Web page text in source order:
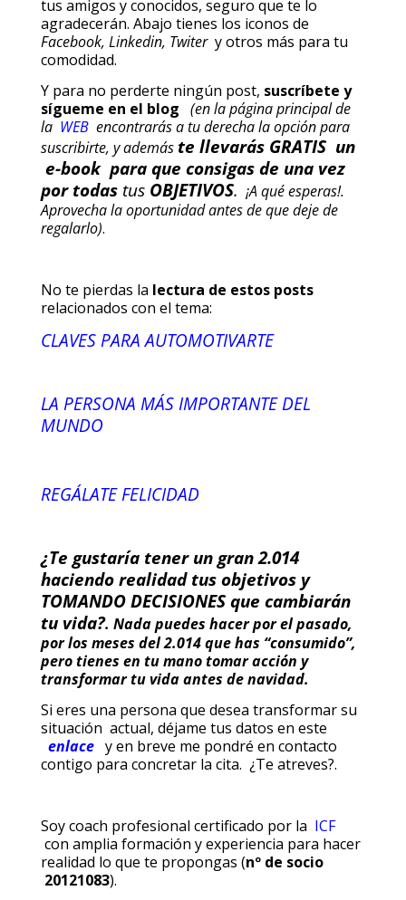
tus amigos y conocidos, seguro que te lo
agradecerán. Abajo tienes los iconos de
Facebook, Linkedin, Twiter y otros más para tu
comodidad.
Y para no perderte ningún post, suscríbete y
sígueme en el blog (en la página principal de
la WEB encontrarás a tu derecha la opción para
suscribirte, y además te llevarás GRATIS un
e-book para que consigas de una vez
por todas tus OBJETIVOS. ¡A qué esperas!.
Aprovecha la oportunidad antes de que deje de
regalarlo).
No te pierdas la lectura de estos posts
relacionados con el tema:
CLAVES PARA AUTOMOTIVARTE
LA PERSONA MÁS IMPORTANTE DEL
MUNDO
REGÁLATE FELICIDAD
¿Te gustaría tener un gran 2.014
haciendo realidad tus objetivos y
TOMANDO DECISIONES que cambiarán
tu vida?. Nada puedes hacer por el pasado,
por los meses del 2.014 que has “consumido”,
pero tienes en tu mano tomar acción y
transformar tu vida antes de navidad.
Si eres una persona que desea transformar su
situación actual, déjame tus datos en este
enlace y en breve me pondré en contacto
contigo para concretar la cita. ¿Te atreves?.
Soy coach profesional certificado por la ICF
con amplia formación y experiencia para hacer
realidad lo que te propongas (nº de socio
20121083).